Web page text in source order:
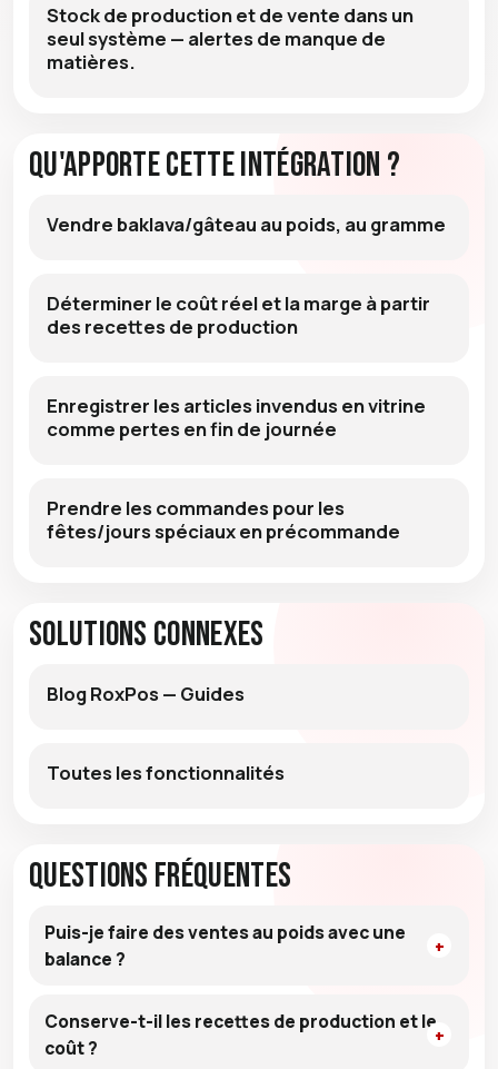
Stock de production et de vente dans un
seul système — alertes de manque de
matières.
Qu'apporte cette intégration ?
Vendre baklava/gâteau au poids, au gramme
Déterminer le coût réel et la marge à partir
des recettes de production
Enregistrer les articles invendus en vitrine
comme pertes en fin de journée
Prendre les commandes pour les
fêtes/jours spéciaux en précommande
Solutions connexes
Blog RoxPos — Guides
Toutes les fonctionnalités
Questions fréquentes
Puis-je faire des ventes au poids avec une
balance ?
Conserve-t-il les recettes de production et le
coût ?